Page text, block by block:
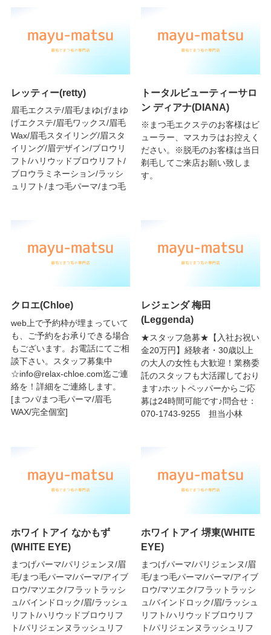
レッティー(retty)
眉毛エクステ/眉毛/まゆげ/まゆ
げエクステ/眉毛ワックス/眉毛
Wax/眉毛スタイリング/眉スタ
イリング/眉デザイン/ブロウリ
フト/ハリウッドブロウリフト/
ブロウラミネーション/ラッシ
ュリフト/まつ毛パーマ/まつ毛
トータルビューティーサロ
ン ディアナ(DIANA)
※まつ毛エクステのお客様はビ
ューラー、マスカラはお控えく
ださい。※脱毛のお客様は当日
剃毛してご来店お願い致しま
す。
クロエ(Chloe)
web上で予約枠が埋まっていて
も、ご予約をお承りできる場合
もございます。お電話にてご相
談下さい。スタッフ募集中
☆info@relax-chloe.com迄ご連
絡を！詳細をご連絡します。
[まつパ/まつ毛パーマ/眉毛
WAX/完全個室]
レジェンダ 梅田
(Leggenda)
★スタッフ急募★【入社お祝い
金20万円】経験者・30歳以上
の大人の女性も大歓迎！業務委
託のスタッフも大活躍しており
ます♪ホットペッパーからご応
募は24時間可能です♪問合せ：
070-1743-9255 担当小林
ホワイトアイ なかもず
(WHITE EYE)
まつげパーマ/パリジェンヌ/眉
毛/まつ毛パーマ/パーマ/アイブ
ロウ/マツエク/フラットラッシ
ュ/バインドロック/眉/ラッシュ
リフト/ハリウッドブロウリフ
ト/パリジェンヌラッシュリフ
ホワイトアイ 堺東(WHITE
EYE)
まつげパーマ/パリジェンヌ/眉
毛/まつ毛パーマ/パーマ/アイブ
ロウ/マツエク/フラットラッシ
ュ/バインドロック/眉/ラッシュ
リフト/ハリウッドブロウリフ
ト/パリジェンヌラッシュリフ